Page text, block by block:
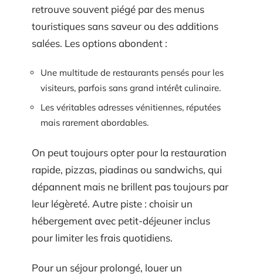
retrouve souvent piégé par des menus
touristiques sans saveur ou des additions
salées. Les options abondent :
Une multitude de restaurants pensés pour les
visiteurs, parfois sans grand intérêt culinaire.
Les véritables adresses vénitiennes, réputées
mais rarement abordables.
On peut toujours opter pour la restauration
rapide, pizzas, piadinas ou sandwichs, qui
dépannent mais ne brillent pas toujours par
leur légèreté. Autre piste : choisir un
hébergement avec petit-déjeuner inclus
pour limiter les frais quotidiens.
Pour un séjour prolongé, louer un